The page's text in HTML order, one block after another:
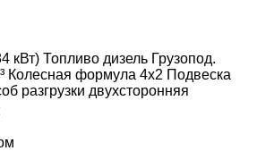
кВт) Топливо дизель Грузопод.
Колесная формула 4x2 Подвеска
разгрузки двухсторонняя